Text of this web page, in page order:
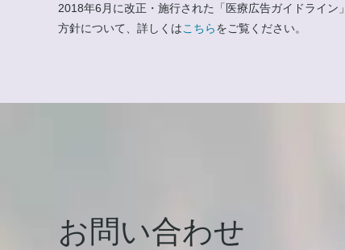
2018年6月に改正・施行された「医療広告ガイドライ
方針について、詳しくはこちらをご覧ください。
お問い合わせ